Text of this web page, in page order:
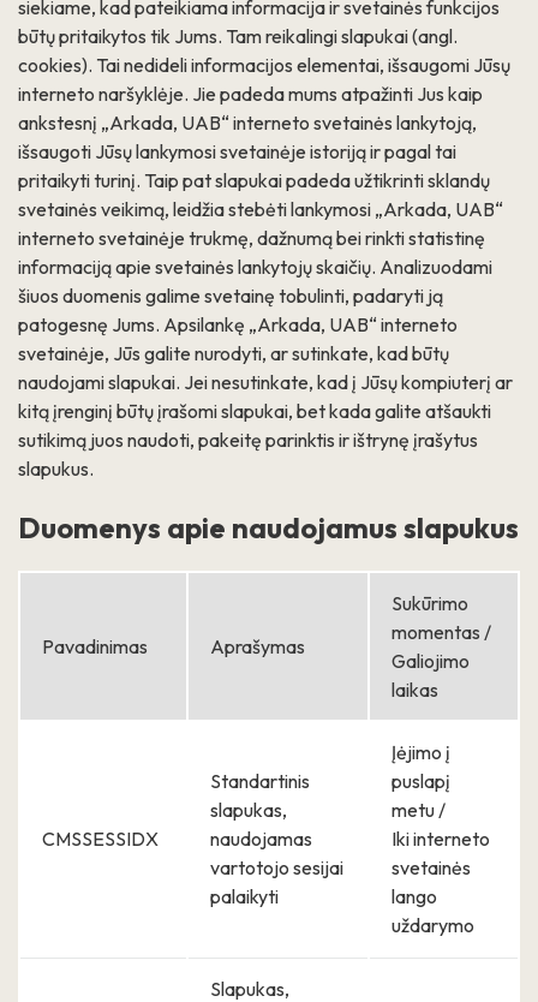
siekiame, kad pateikiama informacija ir svetainės funkcijos
būtų pritaikytos tik Jums. Tam reikalingi slapukai (angl.
cookies). Tai nedideli informacijos elementai, išsaugomi Jūsų
interneto naršyklėje. Jie padeda mums atpažinti Jus kaip
ankstesnį „Arkada, UAB“ interneto svetainės lankytoją,
išsaugoti Jūsų lankymosi svetainėje istoriją ir pagal tai
pritaikyti turinį. Taip pat slapukai padeda užtikrinti sklandų
svetainės veikimą, leidžia stebėti lankymosi „Arkada, UAB“
interneto svetainėje trukmę, dažnumą bei rinkti statistinę
informaciją apie svetainės lankytojų skaičių. Analizuodami
šiuos duomenis galime svetainę tobulinti, padaryti ją
patogesnę Jums. Apsilankę „Arkada, UAB“ interneto
svetainėje, Jūs galite nurodyti, ar sutinkate, kad būtų
naudojami slapukai. Jei nesutinkate, kad į Jūsų kompiuterį ar
kitą įrenginį būtų įrašomi slapukai, bet kada galite atšaukti
sutikimą juos naudoti, pakeitę parinktis ir ištrynę įrašytus
slapukus.
Duomenys apie naudojamus slapukus
Pavadinimas Aprašymas
Sukūrimo
momentas /
Galiojimo
laikas
CMSSESSIDX
Standartinis
slapukas,
naudojamas
vartotojo sesijai
palaikyti
Įėjimo į
puslapį
metu /
Iki interneto
svetainės
lango
uždarymo
Slapukas,